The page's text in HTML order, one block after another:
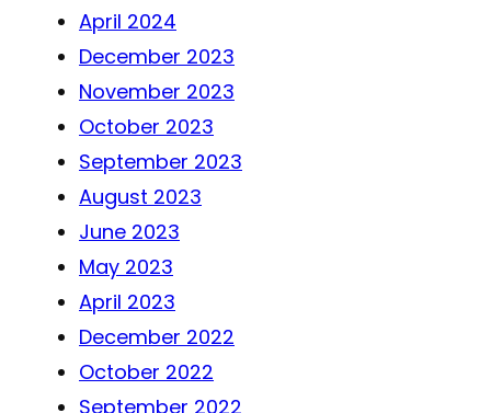
April 2024
December 2023
November 2023
October 2023
September 2023
August 2023
June 2023
May 2023
April 2023
December 2022
October 2022
September 2022